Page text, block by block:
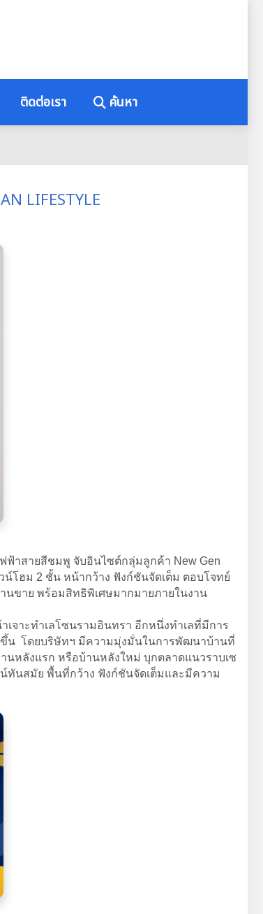
ติดต่อเรา ค้นหา
LIFESTYLE
ฟ้าสายสีชมพู จับอินไซต์กลุ่มลูกค้า New Gen
โฮม 2 ชั้น หน้ากว้าง ฟังก์ชันจัดเต็ม ตอบโจทย์
นขาย พร้อมสิทธิพิเศษมากมายภายในงาน
จาะทำเลโซนรามอินทรา อีกหนึ่งทำเลที่มีการ
กขึ้น โดยบริษัทฯ มีความมุ่งมั่นในการพัฒนาบ้านที่
นหลังแรก หรือบ้านหลังใหม่ บุกตลาดแนวราบเซ
ทันสมัย พื้นที่กว้าง ฟังก์ชันจัดเต็มและมีความ